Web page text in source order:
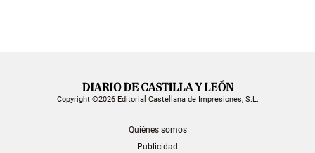
Copyright ©2026 Editorial Castellana de Impresiones, S.L.
Quiénes somos
Publicidad